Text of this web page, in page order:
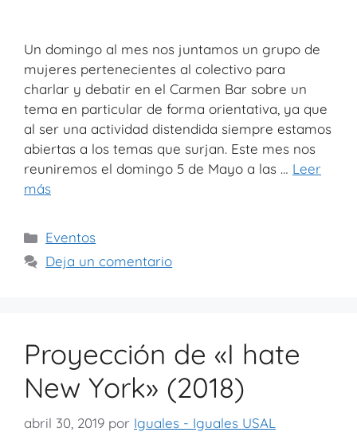
Un domingo al mes nos juntamos un grupo de
mujeres pertenecientes al colectivo para
charlar y debatir en el Carmen Bar sobre un
tema en particular de forma orientativa, ya que
al ser una actividad distendida siempre estamos
abiertas a los temas que surjan. Este mes nos
reuniremos el domingo 5 de Mayo a las … Leer
más
Eventos
Deja un comentario
Proyección de «I hate
New York» (2018)
abril 30, 2019 por Iguales - Iguales USAL